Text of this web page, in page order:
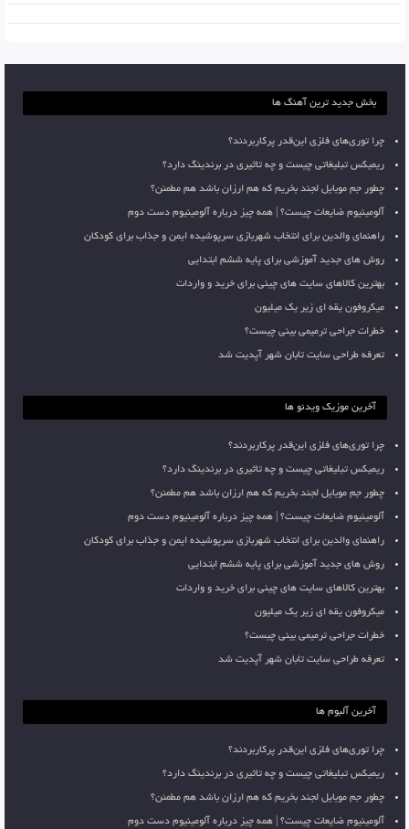
بخش جدید ترین آهنگ ها
چرا توری‌های فلزی این‌قدر پرکاربردند؟
ریمیکس تبلیغاتی چیست و چه تاثیری در برندینگ دارد؟
چطور جم موبایل لجند بخریم که هم ارزان باشد هم مطمئن؟
آلومینیوم ضایعات چیست؟ | همه چیز درباره آلومینیوم دست دوم
راهنمای والدین برای انتخاب شهربازی سرپوشیده ایمن و جذاب برای کودکان
روش های جدید آموزشی برای پایه ششم ابتدایی
بهترین کالاهای سایت های چینی برای خرید و واردات
میکروفون یقه ای زیر یک میلیون
خطرات جراحی ترمیمی بینی چیست؟
تعرفه طراحی سایت تابان شهر آپدیت شد
آخرین موزیک ویدئو ها
چرا توری‌های فلزی این‌قدر پرکاربردند؟
ریمیکس تبلیغاتی چیست و چه تاثیری در برندینگ دارد؟
چطور جم موبایل لجند بخریم که هم ارزان باشد هم مطمئن؟
آلومینیوم ضایعات چیست؟ | همه چیز درباره آلومینیوم دست دوم
راهنمای والدین برای انتخاب شهربازی سرپوشیده ایمن و جذاب برای کودکان
روش های جدید آموزشی برای پایه ششم ابتدایی
بهترین کالاهای سایت های چینی برای خرید و واردات
میکروفون یقه ای زیر یک میلیون
خطرات جراحی ترمیمی بینی چیست؟
تعرفه طراحی سایت تابان شهر آپدیت شد
آخرین آلبوم ها
چرا توری‌های فلزی این‌قدر پرکاربردند؟
ریمیکس تبلیغاتی چیست و چه تاثیری در برندینگ دارد؟
چطور جم موبایل لجند بخریم که هم ارزان باشد هم مطمئن؟
آلومینیوم ضایعات چیست؟ | همه چیز درباره آلومینیوم دست دوم